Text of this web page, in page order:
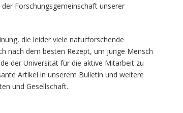
Forschungsgemeinschaft unserer
die leider viele naturforschende
nach dem besten Rezept, um junge Mensch
der Universität für die aktive Mitarbeit zu
Artikel in unserem Bulletin und weitere
und Gesellschaft.